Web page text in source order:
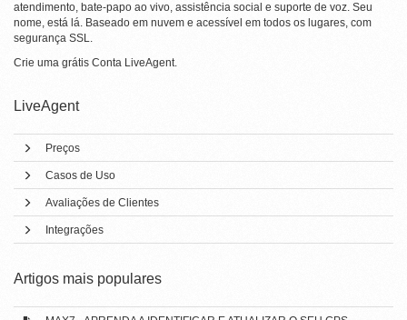
atendimento, bate-papo ao vivo, assistência social e suporte de voz. Seu
nome, está lá. Baseado em nuvem e acessível em todos os lugares, com
segurança SSL.
Crie uma grátis Conta LiveAgent.
LiveAgent
Preços
Casos de Uso
Avaliações de Clientes
Integrações
Artigos mais populares